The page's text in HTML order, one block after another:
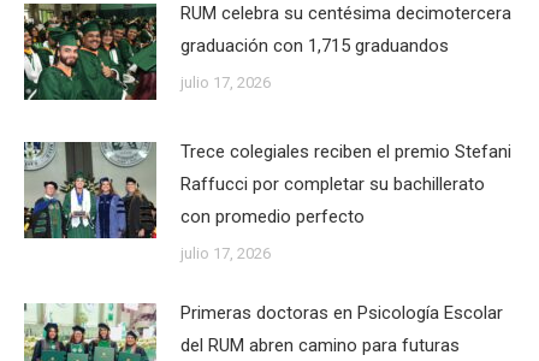
RUM celebra su centésima decimotercera
graduación con 1,715 graduandos
julio 17, 2026
Trece colegiales reciben el premio Stefani
Raffucci por completar su bachillerato
con promedio perfecto
julio 17, 2026
Primeras doctoras en Psicología Escolar
del RUM abren camino para futuras